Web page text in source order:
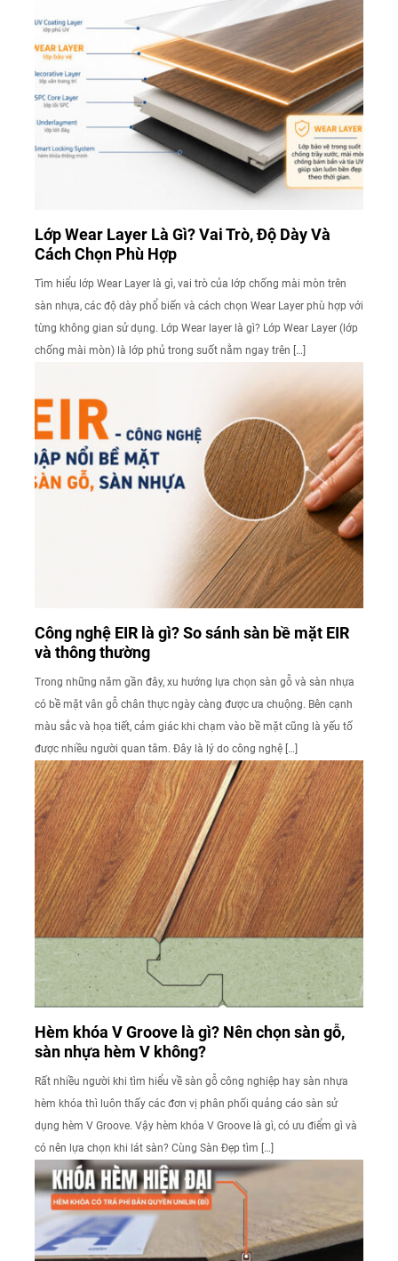
Lớp Wear Layer Là Gì? Vai Trò, Độ Dày Và
Cách Chọn Phù Hợp
Tìm hiểu lớp Wear Layer là gì, vai trò của lớp chống mài mòn trên
sàn nhựa, các độ dày phổ biến và cách chọn Wear Layer phù hợp với
từng không gian sử dụng. Lớp Wear layer là gì? Lớp Wear Layer (lớp
chống mài mòn) là lớp phủ trong suốt nằm ngay trên […]
Công nghệ EIR là gì? So sánh sàn bề mặt EIR
và thông thường
Trong những năm gần đây, xu hướng lựa chọn sàn gỗ và sàn nhựa
có bề mặt vân gỗ chân thực ngày càng được ưa chuộng. Bên cạnh
màu sắc và họa tiết, cảm giác khi chạm vào bề mặt cũng là yếu tố
được nhiều người quan tâm. Đây là lý do công nghệ […]
Hèm khóa V Groove là gì? Nên chọn sàn gỗ,
sàn nhựa hèm V không?
Rất nhiều người khi tìm hiểu về sàn gỗ công nghiệp hay sàn nhựa
hèm khóa thì luôn thấy các đơn vị phân phối quảng cáo sàn sử
dụng hèm V Groove. Vậy hèm khóa V Groove là gì, có ưu điểm gì và
có nên lựa chọn khi lát sàn? Cùng Sàn Đẹp tìm […]